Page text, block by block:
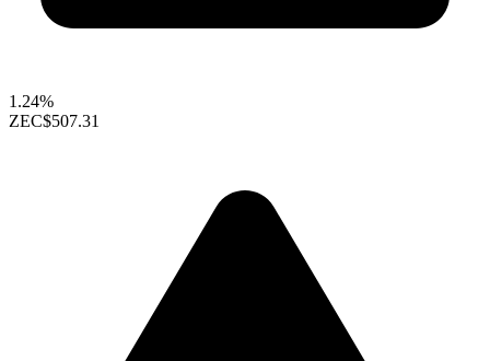
1.24%
ZEC$507.31